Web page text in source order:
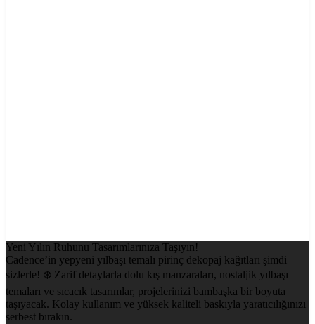
Yeni Yılın Ruhunu Tasarımlarınıza Taşıyın!
Cadence’in yepyeni yılbaşı temalı pirinç dekopaj kağıtları şimdi
sizlerle! ❄️ Zarif detaylarla dolu kış manzaraları, nostaljik yılbaşı
temaları ve sıcacık tasarımlar, projelerinizi bambaşka bir boyuta
taşıyacak. Kolay kullanım ve yüksek kaliteli baskıyla yaratıcılığınızı
serbest bırakın.